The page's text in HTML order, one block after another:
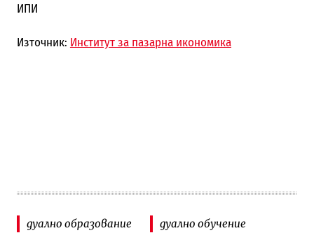
ИПИ
Източник: Институт за пазарна икономика
дуално образование дуално обучение